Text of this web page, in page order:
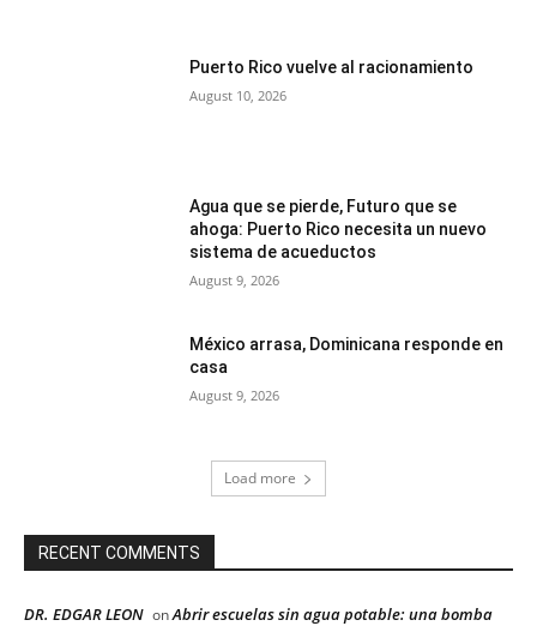
Puerto Rico vuelve al racionamiento
August 10, 2026
Agua que se pierde, Futuro que se
ahoga: Puerto Rico necesita un nuevo
sistema de acueductos
August 9, 2026
México arrasa, Dominicana responde en
casa
August 9, 2026
Load more
RECENT COMMENTS
DR. EDGAR LEON onAbrir escuelas sin agua potable: una bomba